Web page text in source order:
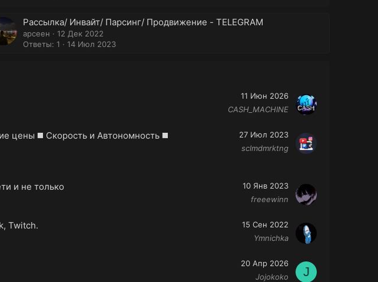
Рассылка/ Инвайт/ Парсинг/ Продвижение - TELEGRAM
арсеен
12 Дек 2022
Ответы: 1
14 Июл 2023
11 Июн 2026
CASH_MACHINE
цены ◼️ Скорость и Автономность ◼️
27 Июл 2023
sclmdmrktng
и не только
10 Янв 2023
freeewinn
Twitch.
15 Сен 2022
Ymnichka
20 Апр 2026
Jojokoko
J